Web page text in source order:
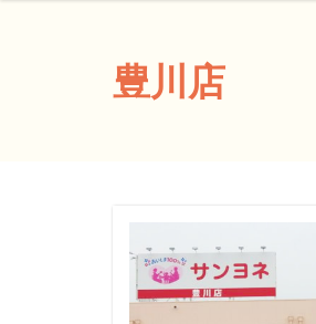
豊川店